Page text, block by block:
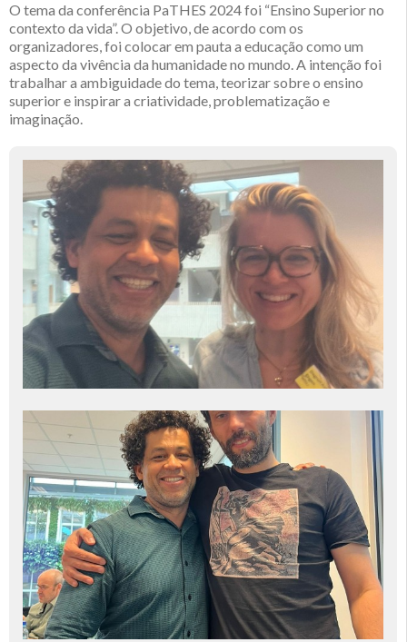
O tema da conferência PaTHES 2024 foi “Ensino Superior no
contexto da vida”. O objetivo, de acordo com os
organizadores, foi colocar em pauta a educação como um
aspecto da vivência da humanidade no mundo. A intenção foi
trabalhar a ambiguidade do tema, teorizar sobre o ensino
superior e inspirar a criatividade, problematização e
imaginação.